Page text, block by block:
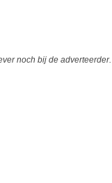
noch bij de adverteerder.